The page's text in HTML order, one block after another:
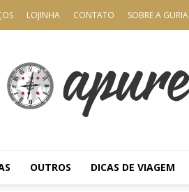
LOJINHA CONTATO SOBRE A GURIA
OUTROS DICAS DE VIAGEM